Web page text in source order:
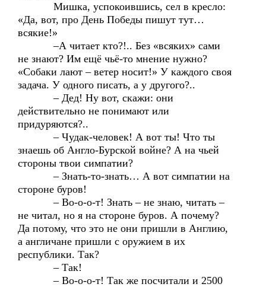
Мишка, успокоившись, сел в кресло:
«Да, вот, про День Победы пишут тут…
всякие!»
–А читает кто?!.. Без «всяких» сами
не знают? Им ещё чьё-то мнение нужно?
«Собаки лают – ветер носит!» У каждого своя
задача. У одного писать, а у другого?..
– Дед! Ну вот, скажи: они
действительно не понимают или
придуряются?..
– Чудак-человек! А вот ты! Что ты
знаешь об Англо-Бурской войне? А на чьей
стороны твои симпатии?
– Знать-то-знать… А вот симпатии на
стороне буров!
– Во-о-о-т! Знать – не знаю, читать –
не читал, но я на стороне буров. А почему?
Да потому, что это не они пришли в Англию,
а англичане пришли с оружием в их
республики. Так?
– Так!
– Во-о-о-т! Так же посчитали и 2500